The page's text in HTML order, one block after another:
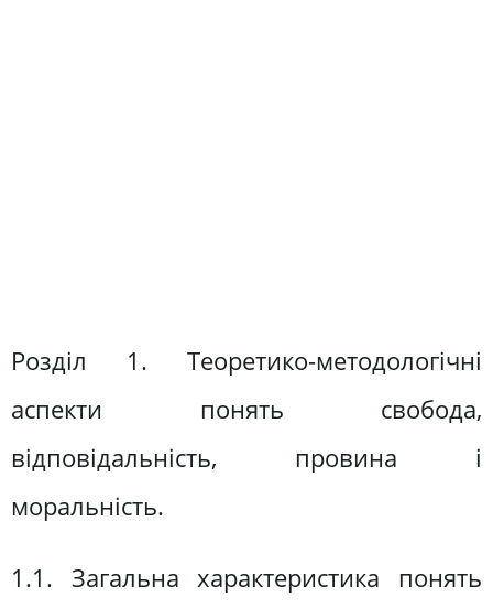
Розділ 1. Теоретико-методологічні
аспекти понять свобода,
відповідальність, провина і
моральність.
1.1. Загальна характеристика понять